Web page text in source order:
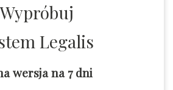
Wypróbuj
Legalis
wersja na 7 dni